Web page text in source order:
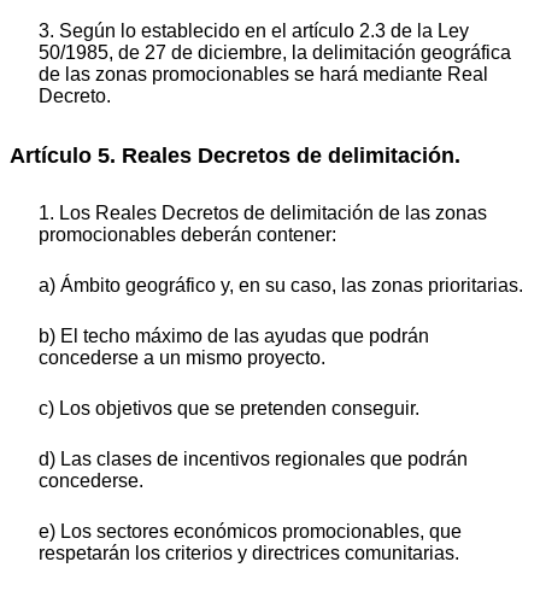
3. Según lo establecido en el artículo 2.3 de la Ley
50/1985, de 27 de diciembre, la delimitación geográfica
de las zonas promocionables se hará mediante Real
Decreto.
Artículo 5. Reales Decretos de delimitación.
1. Los Reales Decretos de delimitación de las zonas
promocionables deberán contener:
a) Ámbito geográfico y, en su caso, las zonas prioritarias.
b) El techo máximo de las ayudas que podrán
concederse a un mismo proyecto.
c) Los objetivos que se pretenden conseguir.
d) Las clases de incentivos regionales que podrán
concederse.
e) Los sectores económicos promocionables, que
respetarán los criterios y directrices comunitarias.